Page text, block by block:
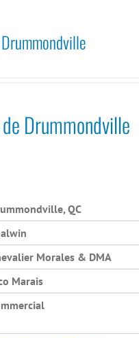
Drummondville
QC
Morales & DMA
Marais